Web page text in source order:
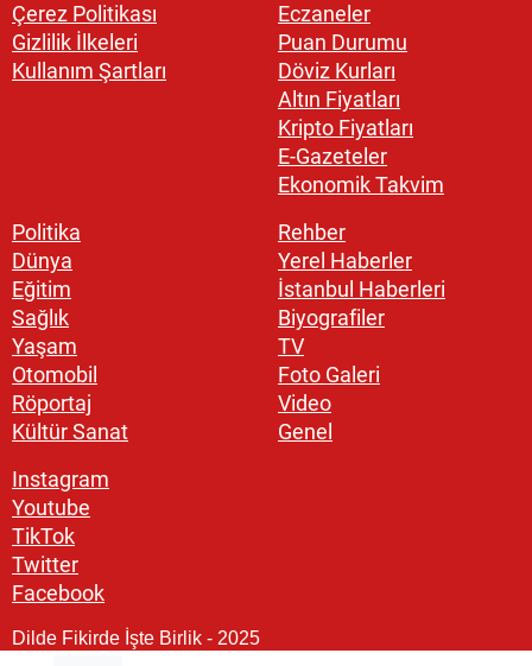
Çerez Politikası
Gizlilik İlkeleri
Kullanım Şartları
Eczaneler
Puan Durumu
Döviz Kurları
Altın Fiyatları
Kripto Fiyatları
E-Gazeteler
Ekonomik Takvim
Politika
Dünya
Eğitim
Sağlık
Yaşam
Otomobil
Röportaj
Kültür Sanat
Rehber
Yerel Haberler
İstanbul Haberleri
Biyografiler
TV
Foto Galeri
Video
Genel
Instagram
Youtube
TikTok
Twitter
Facebook
Dilde Fikirde İşte Birlik - 2025